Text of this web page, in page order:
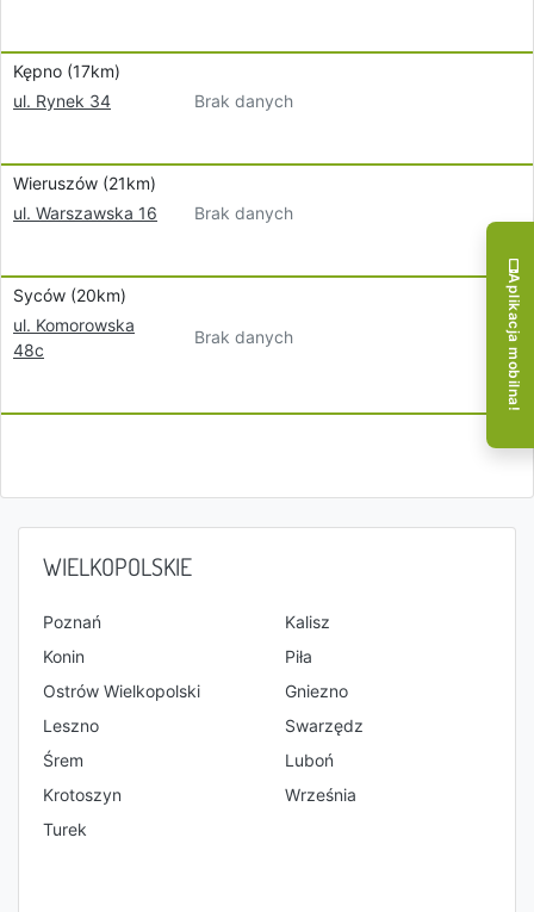
Kępno (17km)
ul. Rynek 34
Brak danych
Wieruszów (21km)
ul. Warszawska 16
Brak danych
Syców (20km)
ul. Komorowska
48c
Brak danych
WIELKOPOLSKIE
Poznań
Kalisz
Konin
Piła
Ostrów Wielkopolski
Gniezno
Leszno
Swarzędz
Śrem
Luboń
Krotoszyn
Września
Turek
Aplikacja mobilna!